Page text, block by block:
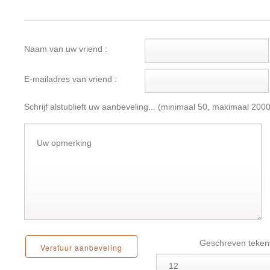
Naam van uw vriend :
E-mailadres van vriend :
Schrijf alstublieft uw aanbeveling... (minimaal 50, maximaal
Geschreven